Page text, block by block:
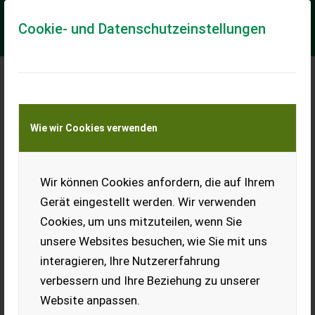
Cookie- und Datenschutzeinstellungen
Wie wir Cookies verwenden
Wir können Cookies anfordern, die auf Ihrem
Gerät eingestellt werden. Wir verwenden
Cookies, um uns mitzuteilen, wenn Sie
unsere Websites besuchen, wie Sie mit uns
interagieren, Ihre Nutzererfahrung
verbessern und Ihre Beziehung zu unserer
Website anpassen.
Meine Transportkostenanfrage
Transport von Land- und Baumaschinen –
KEINE Tiertransporte
Sonstige Balkenmähwerk Mähbalken
Kleintraktor 1,80 m
Balkenmähwerk Mähbalken Kleintraktor 1,80 m
➤ Eigenschaften Fingerbalkenmähwerks 180 cm: •
Arbeitsbreite: 1,80 m • Gewicht: 176 kg • Kraftbedarf ab 24 PS
EUR 2.495 inkl. 19% MwSt